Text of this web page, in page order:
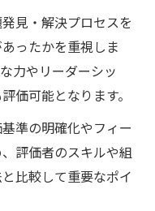
パフォーマンス評
立つ評価プロセス
改善活動にどう
・効率性を高める
見・解決プロセスを
ったかを重視しま
力やリーダーシッ
価可能となります。
準の明確化やフィー
評価者のスキルや組
比較して重要なポイ